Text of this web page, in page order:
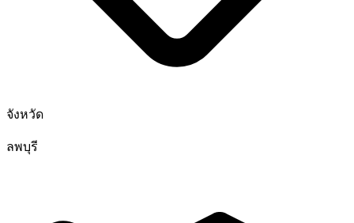
จังหวัด
ลพบุรี